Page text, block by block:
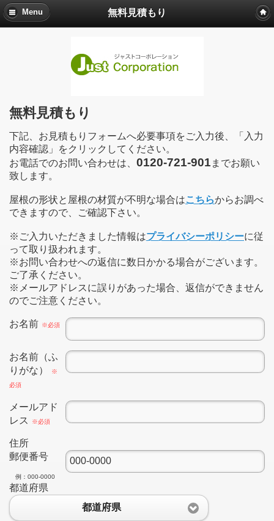
Menu 無料見積もり
無料見積もり
下記、お見積もりフォームへ必要事項をご入力後、「入力
内容確認」をクリックしてください。
お電話でのお問い合わせは、 0120-721-901 までお願い
致します。
屋根の形状と屋根の材質が不明な場合はこちらからお調べ
できますので、ご確認下さい。
※ご入力いただきました情報はプライバシーポリシーに従
って取り扱われます。
※お問い合わせへの返信に数日かかる場合がございます。
ご了承ください。
※メールアドレスに誤りがあった場合、返信ができません
のでご注意ください。
お名前 ※必須
お名前（ふ
りがな）
※
必須
メールアド
レス
※必須
住所
郵便番号
例：000-0000
都道府県
都道府県